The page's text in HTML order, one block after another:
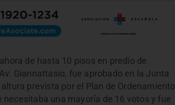
de hasta 10 pisos en predio de
Giannattasio, fue aprobado en la Junta
prevista por el Plan de Ordenamiento
una mayoría de 16 votos y fue